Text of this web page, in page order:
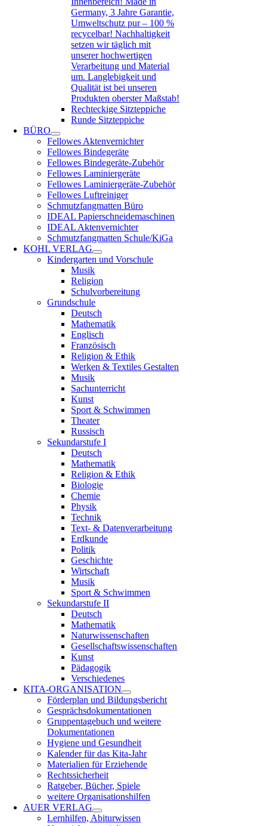
Germany, 3 Jahre Garantie,
Umweltschutz pur – 100 %
recycelbar! Nachhaltigkeit
setzen wir täglich mit
unserer hochwertigen
Verarbeitung und Material
um. Langlebigkeit und
Qualität ist bei unseren
Produkten oberster Maßstab!
Rechteckige Sitzteppiche
Runde Sitzteppiche
BÜRO
Fellowes Aktenvernichter
Fellowes Bindegeräte
Fellowes Bindegeräte-Zubehör
Fellowes Laminiergeräte
Fellowes Laminiergeräte-Zubehör
Fellowes Luftreiniger
Schmutzfangmatten Büro
IDEAL Papierschneidemaschinen
IDEAL Aktenvernichter
Schmutzfangmatten Schule/KiGa
KOHL VERLAG
Kindergarten und Vorschule
Musik
Religion
Schulvorbereitung
Grundschule
Deutsch
Mathematik
Englisch
Französisch
Religion & Ethik
Werken & Textiles Gestalten
Musik
Sachunterricht
Kunst
Sport & Schwimmen
Theater
Russisch
Sekundarstufe I
Deutsch
Mathematik
Religion & Ethik
Biologie
Chemie
Physik
Technik
Text- & Datenverarbeitung
Erdkunde
Politik
Geschichte
Wirtschaft
Musik
Sport & Schwimmen
Sekundarstufe II
Deutsch
Mathematik
Naturwissenschaften
Gesellschaftswissenschaften
Kunst
Pädagogik
Verschiedenes
KITA-ORGANISATION
Förderplan und Bildungsbericht
Gesprächsdokumentationen
Gruppentagebuch und weitere
Dokumentationen
Hygiene und Gesundheit
Kalender für das Kita-Jahr
Materialien für Erziehende
Rechtssicherheit
Ratgeber, Bücher, Spiele
weitere Organisationshilfen
AUER VERLAG
Lernhilfen, Abiturwissen